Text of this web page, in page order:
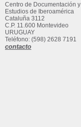
Centro de Documentación y
Estudios de Iberoamérica
Cataluña 3112
C.P. 11.600 Montevideo
URUGUAY
Teléfono: (598) 2628 7191
contacto